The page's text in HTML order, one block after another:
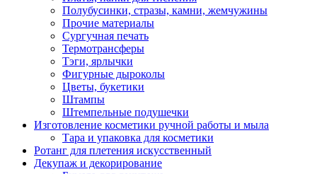
Полубусинки, стразы, камни, жемчужины
Прочие материалы
Сургучная печать
Термотрансферы
Тэги, ярлычки
Фигурные дыроколы
Цветы, букетики
Штампы
Штемпельные подушечки
Изготовление косметики ручной работы и мыла
Тара и упаковка для косметики
Ротанг для плетения искусственный
Декупаж и декорирование